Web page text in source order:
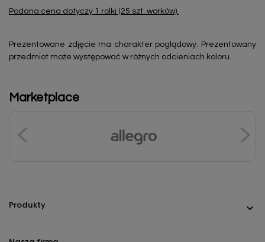
Podana cena dotyczy 1 rolki (25 szt. worków).
Prezentowane zdjęcie ma charakter poglądowy. Prezentowany
przedmiot może występować w różnych odcieniach koloru.
Marketplace
Produkty